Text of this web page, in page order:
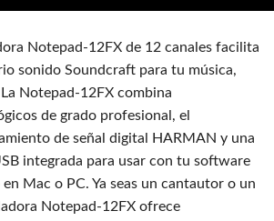
Notepad-12FX de 12 canales facilita
sonido Soundcraft para tu música,
Notepad-12FX combina
de grado profesional, el
de señal digital HARMAN y una
integrada para usar con tu software
Mac o PC. Ya seas un cantautor o un
Notepad-12FX ofrece